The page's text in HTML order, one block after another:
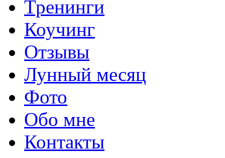
Тренинги
Коучинг
Отзывы
Лунный месяц
Фото
Обо мне
Контакты